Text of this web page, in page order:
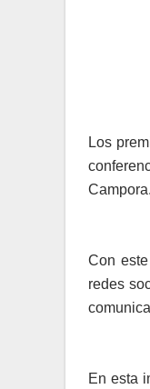
Los
Campora.
Con
redes
En esta